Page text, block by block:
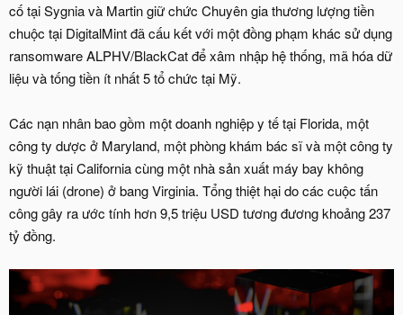
cố tại Sygnia và Martin giữ chức Chuyên gia thương lượng tiền
chuộc tại DigitalMint đã cấu kết với một đồng phạm khác sử dụng
ransomware ALPHV/BlackCat để xâm nhập hệ thống, mã hóa dữ
liệu và tống tiền ít nhất 5 tổ chức tại Mỹ.
Các nạn nhân bao gồm một doanh nghiệp y tế tại Florida, một
công ty dược ở Maryland, một phòng khám bác sĩ và một công ty
kỹ thuật tại California cùng một nhà sản xuất máy bay không
người lái (drone) ở bang Virginia. Tổng thiệt hại do các cuộc tấn
công gây ra ước tính hơn 9,5 triệu USD tương đương khoảng 237
tỷ đồng.